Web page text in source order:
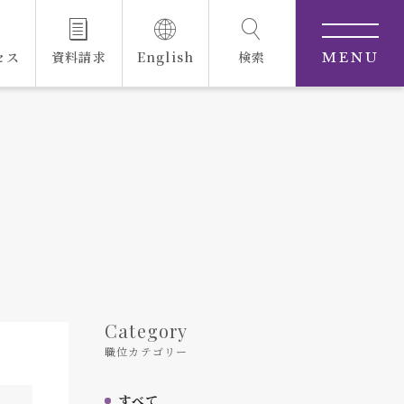
ス 資料請求 English 検索 MENU
Category
職位カテゴリー
すべて